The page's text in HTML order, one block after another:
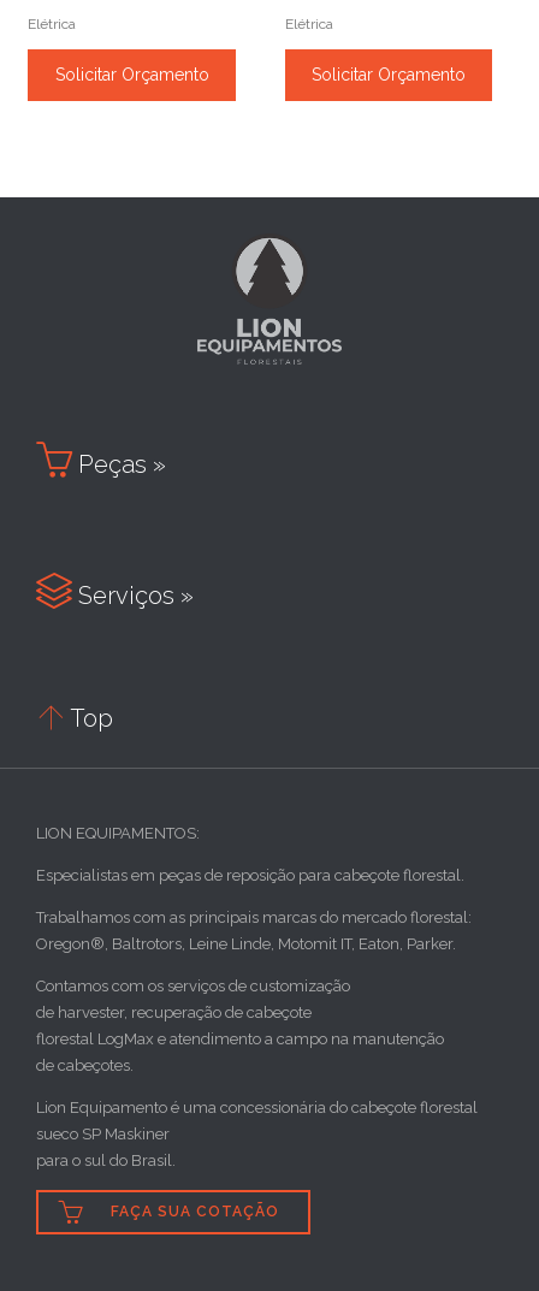
Elétrica
Solicitar Orçamento
Elétrica
Solicitar Orçamento
 Peças »
 Serviços »
 Top
LION EQUIPAMENTOS:
Especialistas em peças de reposição para cabeçote florestal.
Trabalhamos com as principais marcas do mercado florestal:
Oregon®, Baltrotors, Leine Linde, Motomit IT, Eaton, Parker.
Contamos com os serviços de customização
de harvester, recuperação de cabeçote
florestal LogMax e atendimento a campo na manutenção
de cabeçotes.
Lion Equipamento é uma concessionária do cabeçote florestal
sueco SP Maskiner
para o sul do Brasil.
 FAÇA SUA COTAÇÃO